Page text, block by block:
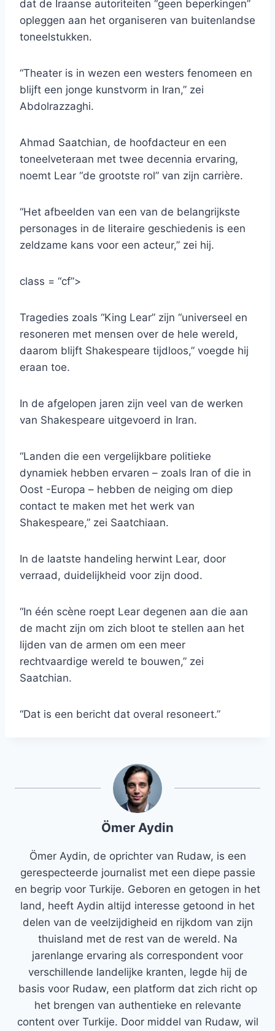
dat de Iraanse autoriteiten “geen beperkingen”
opleggen aan het organiseren van buitenlandse
toneelstukken.
“Theater is in wezen een westers fenomeen en
blijft een jonge kunstvorm in Iran,” zei
Abdolrazzaghi.
Ahmad Saatchian, de hoofdacteur en een
toneelveteraan met twee decennia ervaring,
noemt Lear “de grootste rol” van zijn carrière.
“Het afbeelden van een van de belangrijkste
personages in de literaire geschiedenis is een
zeldzame kans voor een acteur,” zei hij.
class = “cf”>
Tragedies zoals “King Lear” zijn “universeel en
resoneren met mensen over de hele wereld,
daarom blijft Shakespeare tijdloos,” voegde hij
eraan toe.
In de afgelopen jaren zijn veel van de werken
van Shakespeare uitgevoerd in Iran.
“Landen die een vergelijkbare politieke
dynamiek hebben ervaren – zoals Iran of die in
Oost -Europa – hebben de neiging om diep
contact te maken met het werk van
Shakespeare,” zei Saatchiaan.
In de laatste handeling herwint Lear, door
verraad, duidelijkheid voor zijn dood.
“In één scène roept Lear degenen aan die aan
de macht zijn om zich bloot te stellen aan het
lijden van de armen om een ​​meer
rechtvaardige wereld te bouwen,” zei
Saatchian.
“Dat is een bericht dat overal resoneert.”
Ömer Aydin
Ömer Aydin, de oprichter van Rudaw, is een
gerespecteerde journalist met een diepe passie
en begrip voor Turkije. Geboren en getogen in het
land, heeft Aydin altijd interesse getoond in het
delen van de veelzijdigheid en rijkdom van zijn
thuisland met de rest van de wereld. Na
jarenlange ervaring als correspondent voor
verschillende landelijke kranten, legde hij de
basis voor Rudaw, een platform dat zich richt op
het brengen van authentieke en relevante
content over Turkije. Door middel van Rudaw, wil